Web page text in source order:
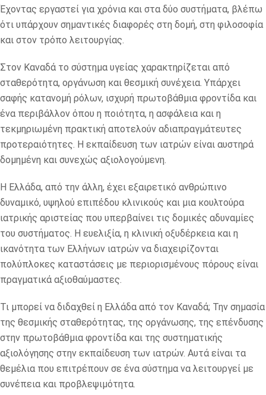
Έχοντας εργαστεί για χρόνια και στα δύο συστήματα, βλέπω
ότι υπάρχουν σημαντικές διαφορές στη δομή, στη φιλοσοφία
και στον τρόπο λειτουργίας.
Στον Καναδά το σύστημα υγείας χαρακτηρίζεται από
σταθερότητα, οργάνωση και θεσμική συνέχεια. Υπάρχει
σαφής κατανομή ρόλων, ισχυρή πρωτοβάθμια φροντίδα και
ένα περιβάλλον όπου η ποιότητα, η ασφάλεια και η
τεκμηριωμένη πρακτική αποτελούν αδιαπραγμάτευτες
προτεραιότητες. Η εκπαίδευση των ιατρών είναι αυστηρά
δομημένη και συνεχώς αξιολογούμενη.
Η Ελλάδα, από την άλλη, έχει εξαιρετικό ανθρώπινο
δυναμικό, υψηλού επιπέδου κλινικούς και μια κουλτούρα
ιατρικής αριστείας που υπερβαίνει τις δομικές αδυναμίες
του συστήματος. Η ευελιξία, η κλινική οξυδέρκεια και η
ικανότητα των Ελλήνων ιατρών να διαχειρίζονται
πολύπλοκες καταστάσεις με περιορισμένους πόρους είναι
πραγματικά αξιοθαύμαστες.
Τι μπορεί να διδαχθεί η Ελλάδα από τον Καναδά; Την σημασία
της θεσμικής σταθερότητας, της οργάνωσης, της επένδυσης
στην πρωτοβάθμια φροντίδα και της συστηματικής
αξιολόγησης στην εκπαίδευση των ιατρών. Αυτά είναι τα
θεμέλια που επιτρέπουν σε ένα σύστημα να λειτουργεί με
συνέπεια και προβλεψιμότητα.